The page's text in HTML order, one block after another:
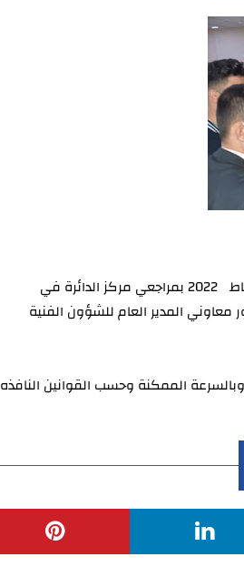
التقى مدير عام دائرة صحة الانبار الدكتور خضير خلف شلال اليوم الثلاثاء الموافق 8 شباط 2022 بمراجعي مركز الدائرة في
المدير العام للشؤون الفنية
الممكنة وحسب القوانين النافذه